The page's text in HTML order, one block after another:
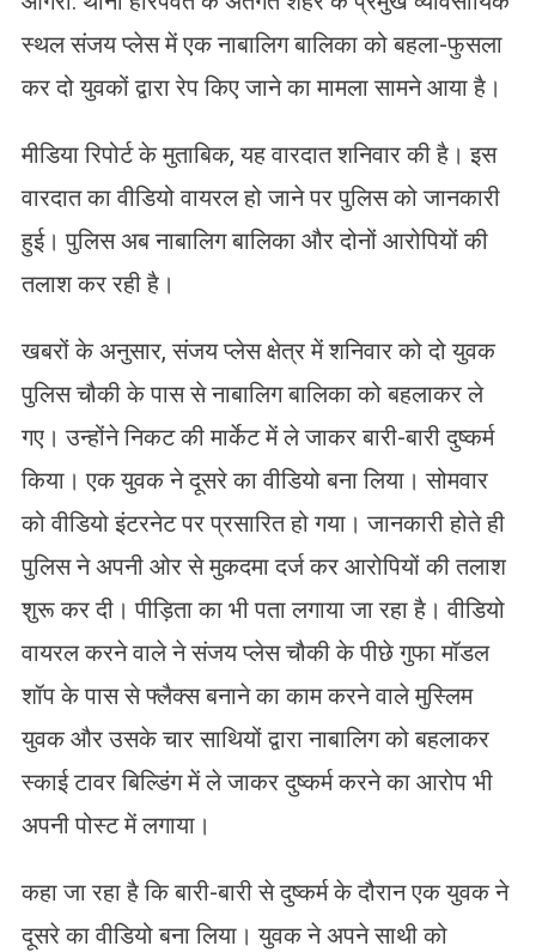
स्थल संजय प्लेस में एक नाबालिग बालिका को बहला-फुसला
कर दो युवकों द्वारा रेप किए जाने का मामला सामने आया है।
मीडिया रिपोर्ट के मुताबिक, यह वारदात शनिवार की है। इस
वारदात का वीडियो वायरल हो जाने पर पुलिस को जानकारी
हुई। पुलिस अब नाबालिग बालिका और दोनों आरोपियों की
तलाश कर रही है।
खबरों के अनुसार, संजय प्लेस क्षेत्र में शनिवार को दो युवक
पुलिस चौकी के पास से नाबालिग बालिका को बहलाकर ले
गए। उन्होंने निकट की मार्केट में ले जाकर बारी-बारी दुष्कर्म
किया। एक युवक ने दूसरे का वीडियो बना लिया। सोमवार
को वीडियो इंटरनेट पर प्रसारित हो गया। जानकारी होते ही
पुलिस ने अपनी ओर से मुकदमा दर्ज कर आरोपियों की तलाश
शुरू कर दी। पीड़िता का भी पता लगाया जा रहा है। वीडियो
वायरल करने वाले ने संजय प्लेस चौकी के पीछे गुफा मॉडल
शॉप के पास से फ्लैक्स बनाने का काम करने वाले मुस्लिम
युवक और उसके चार साथियों द्वारा नाबालिग को बहलाकर
स्काई टावर बिल्डिंग में ले जाकर दुष्कर्म करने का आरोप भी
अपनी पोस्ट में लगाया।
कहा जा रहा है कि बारी-बारी से दुष्कर्म के दौरान एक युवक ने
दूसरे का वीडियो बना लिया। युवक ने अपने साथी को